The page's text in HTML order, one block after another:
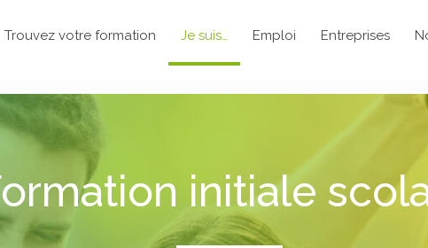
Trouvez votre formation Je suis… Emploi Entreprises
initiale